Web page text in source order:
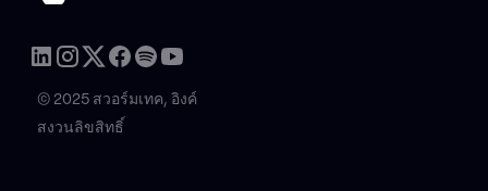
© 2025 สวอร์มเทค, อิงค์
สงวนลิขสิทธิ์